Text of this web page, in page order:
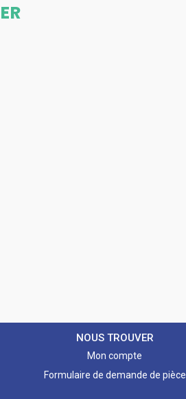
NOUS TROUVER
Mon compte
Formulaire de demande de pièce